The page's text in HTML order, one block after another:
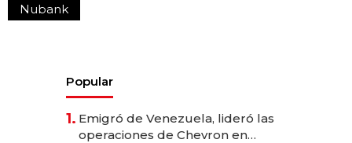
Nubank
Popular
1. Emigró de Venezuela, lideró las
operaciones de Chevron en